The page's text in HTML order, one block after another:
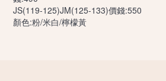
JS(119-125)JM(125-133)價錢:550
顏色:粉/米白/檸檬黃